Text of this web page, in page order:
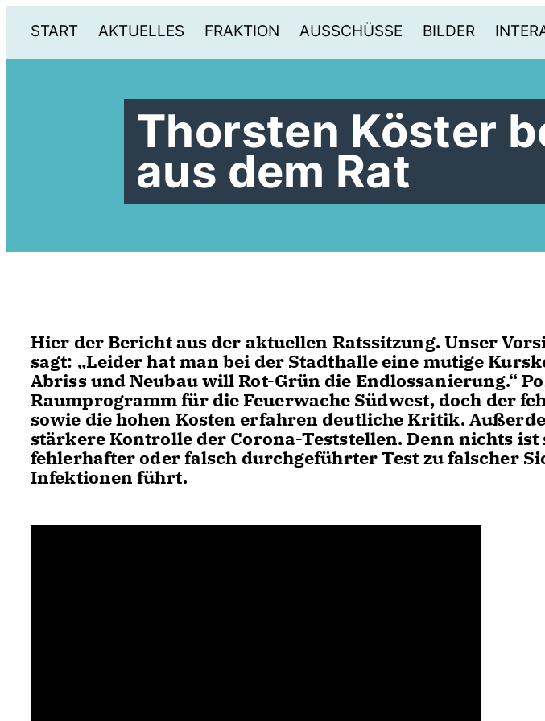
START AKTUELLES FRAKTION AUSSCHÜSSE BILDER
Thorsten Köster
aus dem Rat
Hier der Bericht aus der aktuellen Ratssitzung. Unser
sagt: „Leider hat man bei der Stadthalle eine mutige
Abriss und Neubau will Rot-Grün die Endlossanierung.“
Raumprogramm für die Feuerwache Südwest, doch der
sowie die hohen Kosten erfahren deutliche Kritik.
stärkere Kontrolle der Corona-Teststellen. Denn nichts
fehlerhafter oder falsch durchgeführter Test zu falscher
Infektionen führt.